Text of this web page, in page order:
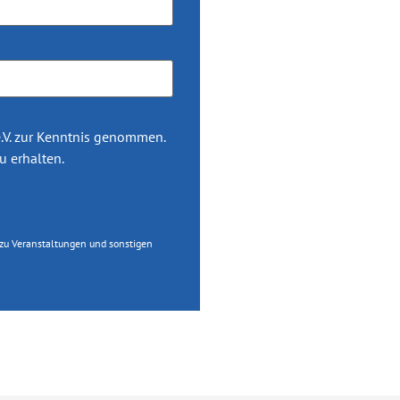
zur Kenntnis genommen.
erhalten.
Veranstaltungen und sonstigen